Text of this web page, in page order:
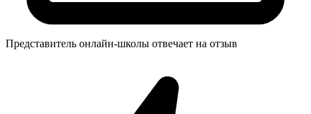
Представитель онлайн-школы отвечает на отзыв